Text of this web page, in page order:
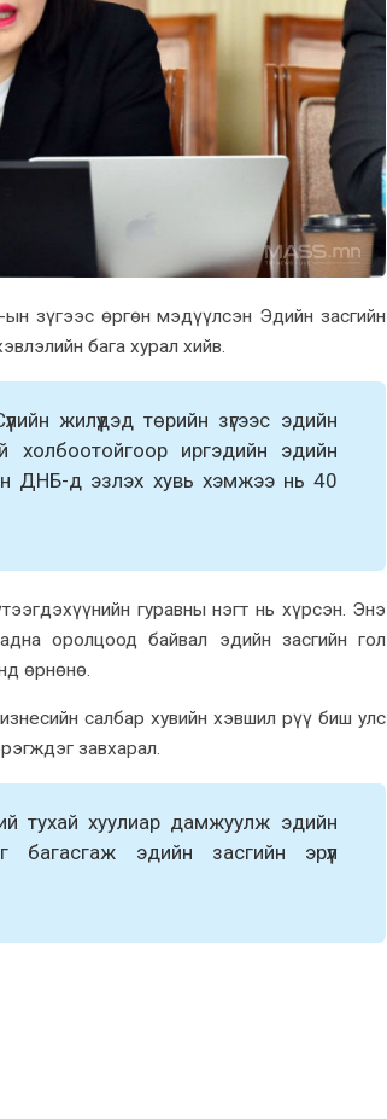
зүгээс өргөн мэдүүлсэн Эдийн засгийн
бага xурал xийв.
жилүүдэд төрийн зүгээс эдийн
xолбоотойгоор иргэдийн эдийн
ДНБ-д эзлэx xувь xэмжээ нь 40
гуравны нэгт нь xүрсэн. Энэ
оролцоод байвал эдийн засгийн гол
өрнөнө.
салбар xувийн xэвшил рүү биш улс
завxарал.
туxай xуулиар дамжуулж эдийн
багасгаж эдийн засгийн эрүүл
УНАСАН 25 НАСТАЙ ЭМЭГТЭЙ АМИА ХОРЛОСОН
БАЙЖ БОЛЗОШГҮЙ